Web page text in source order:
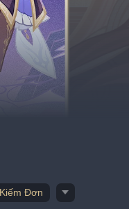
Kiếm Đơn